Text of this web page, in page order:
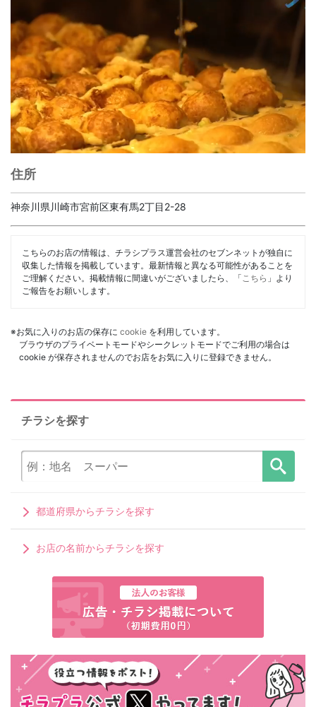
住所
神奈川県川崎市宮前区東有馬2丁目2-28
こちらのお店の情報は、チラシプラス運営会社のセブンネットが独自に
収集した情報を掲載しています。最新情報と異なる可能性があることを
ご理解ください。掲載情報に間違いがございましたら、「 こちら 」より
ご報告をお願いします。
※お気に入りのお店の保存に cookie を利用しています。
ブラウザのプライベートモードやシークレットモードでご利用の場合は
cookie が保存されませんのでお店をお気に入りに登録できません。
チラシを探す
都道府県からチラシを探す
お店の名前からチラシを探す